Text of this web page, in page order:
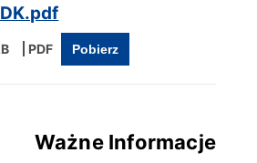
Pobierz
Ważne Informacje